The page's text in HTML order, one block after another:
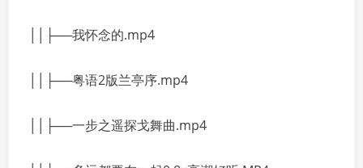
││├──我怀念的.mp4
││├──粤语2版兰亭序.mp4
││├──一步之遥探戈舞曲.mp4